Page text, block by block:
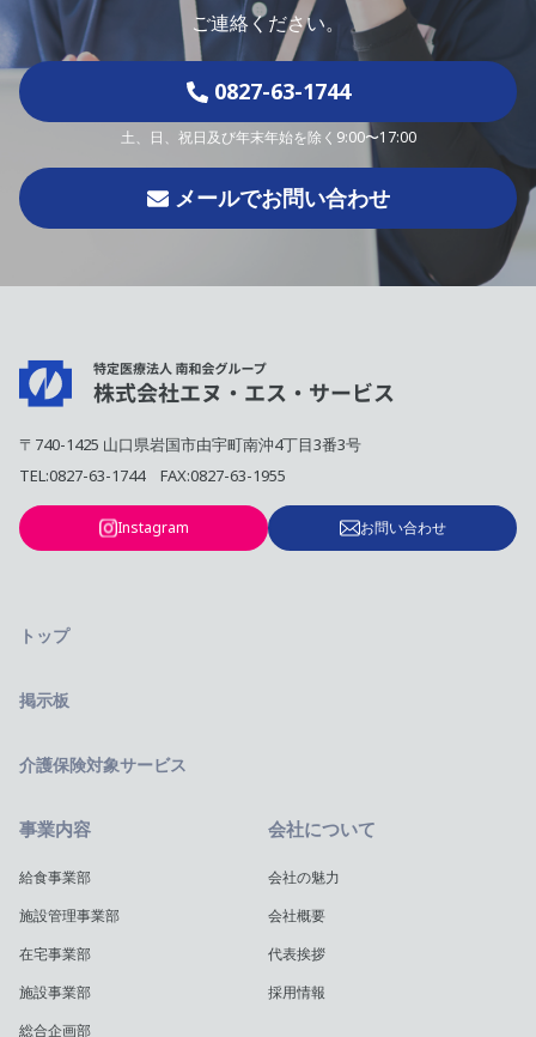
ご連絡ください。
0827-63-1744
土、日、祝日及び年末年始を除く9:00〜17:00
メールでお問い合わせ
〒740-1425 山口県岩国市由宇町南沖4丁目3番3号
TEL:0827-63-1744FAX:0827-63-1955
Instagram お問い合わせ
トップ
掲示板
介護保険対象サービス
事業内容
給食事業部
施設管理事業部
在宅事業部
施設事業部
総合企画部
会社について
会社の魅力
会社概要
代表挨拶
採用情報